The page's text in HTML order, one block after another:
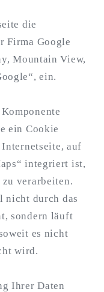
die
Firma Google
Mountain View,
ein.
ein Cookie
auf
integriert ist,
verarbeiten.
nicht durch das
sondern läuft
es nicht
wird.
Ihrer Daten